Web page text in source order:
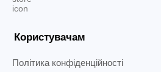
Користувачам
Політика конфіденційності